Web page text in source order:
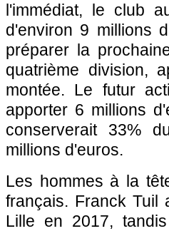
l'immédiat, le club
d'environ 9 millions
préparer la
quatrième division,
montée. Le futur
apporter 6 millions
conserverait 33%
millions d'euros.
Les hommes à la
français. Franck Tuil
Lille en 2017,